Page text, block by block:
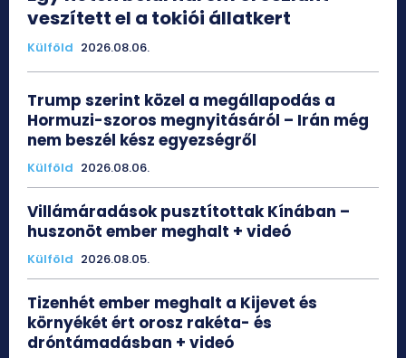
veszített el a tokiói állatkert
Külföld 2026.08.06.
Trump szerint közel a megállapodás a
Hormuzi-szoros megnyitásáról – Irán még
nem beszél kész egyezségről
Külföld 2026.08.06.
Villámáradások pusztítottak Kínában –
huszonöt ember meghalt + videó
Külföld 2026.08.05.
Tizenhét ember meghalt a Kijevet és
környékét ért orosz rakéta- és
dróntámadásban + videó